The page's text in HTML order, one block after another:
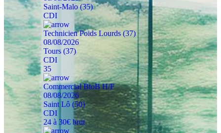
Saint-Malo (35)
CDI
Technicien Poids Lourds (37)
08/08/2026
Tours (37)
CDI
35
Commercial BtoB H/F
08/08/2026
Saint Lô (50)
CDI
24 à 30€ brut